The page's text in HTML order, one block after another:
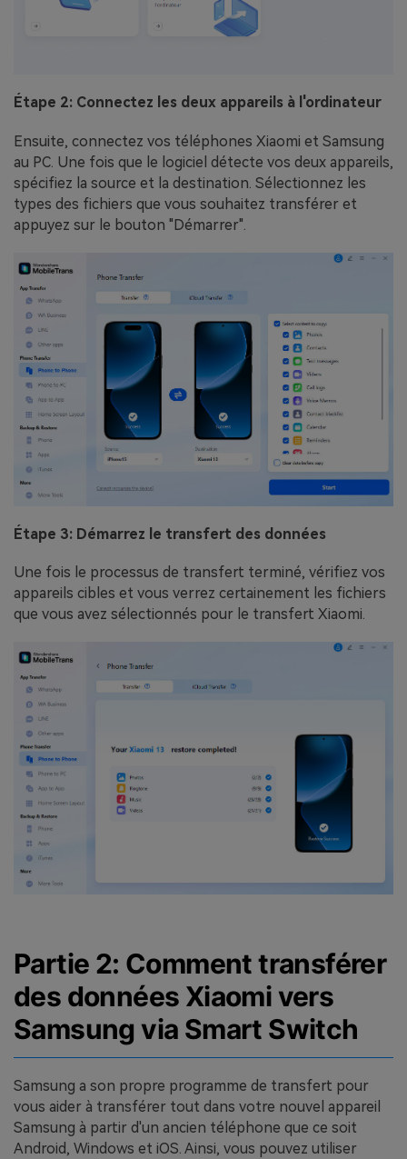
Étape 2: Connectez les deux appareils à l'ordinateur
Ensuite, connectez vos téléphones Xiaomi et Samsung
au PC. Une fois que le logiciel détecte vos deux appareils,
spécifiez la source et la destination. Sélectionnez les
types des fichiers que vous souhaitez transférer et
appuyez sur le bouton "Démarrer".
Étape 3: Démarrez le transfert des données
Une fois le processus de transfert terminé, vérifiez vos
appareils cibles et vous verrez certainement les fichiers
que vous avez sélectionnés pour le transfert Xiaomi.
Partie 2: Comment transférer
des données Xiaomi vers
Samsung via Smart Switch
Samsung a son propre programme de transfert pour
vous aider à transférer tout dans votre nouvel appareil
Samsung à partir d'un ancien téléphone que ce soit
Android, Windows et iOS. Ainsi, vous pouvez utiliser